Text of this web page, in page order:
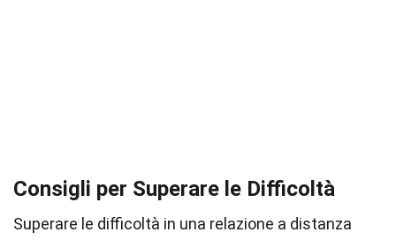
Consigli per Superare le Difficoltà
Superare le difficoltà in una relazione a distanza